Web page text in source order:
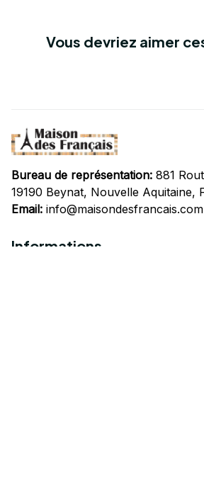
Vous devriez aimer
Bureau de représentation: 881
19190 Beynat, Nouvelle Aquitaine,
Email: info@maisondesfrancais.com
Informations